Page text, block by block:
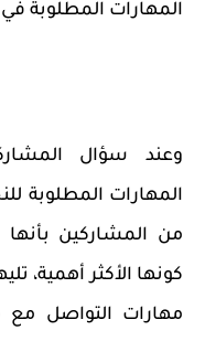
المهارات المطلوبة
وعند سؤال
من المشاركين
كونها الأكثر أهمية،